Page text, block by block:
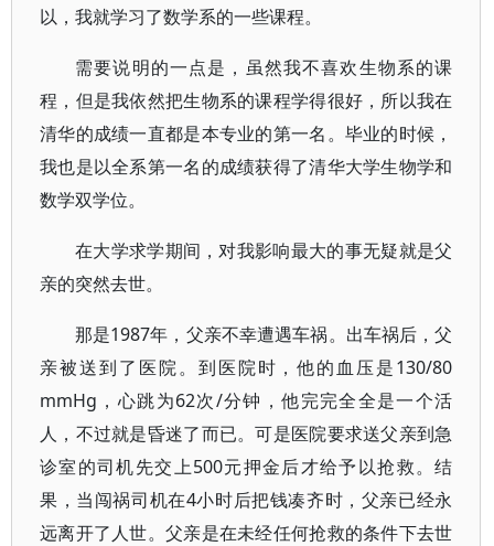
以，我就学习了数学系的一些课程。
需要说明的一点是，虽然我不喜欢生物系的课
程，但是我依然把生物系的课程学得很好，所以我在
清华的成绩一直都是本专业的第一名。毕业的时候，
我也是以全系第一名的成绩获得了清华大学生物学和
数学双学位。
在大学求学期间，对我影响最大的事无疑就是父
亲的突然去世。
那是1987年，父亲不幸遭遇车祸。出车祸后，父
亲被送到了医院。到医院时，他的血压是130/80
mmHg，心跳为62次/分钟，他完完全全是一个活
人，不过就是昏迷了而已。可是医院要求送父亲到急
诊室的司机先交上500元押金后才给予以抢救。结
果，当闯祸司机在4小时后把钱凑齐时，父亲已经永
远离开了人世。父亲是在未经任何抢救的条件下去世